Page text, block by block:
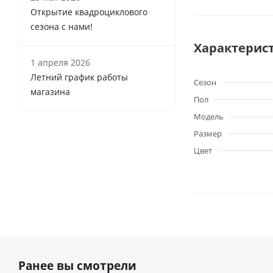
Сезон
Пол
Модель
Размер
Цвет
Открытие квадроциклового
сезона с нами!
1 апреля 2026
Летний график работы
магазина
Ранее вы смотрели